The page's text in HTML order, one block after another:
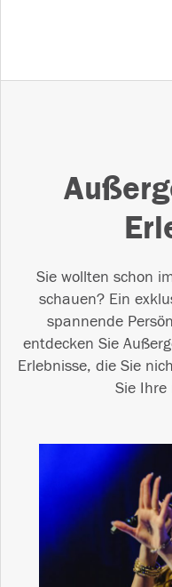
Sie wollten schon
schauen? Ein
spannende
entdecken Sie
Erlebnisse, die Sie
Sie Ihre